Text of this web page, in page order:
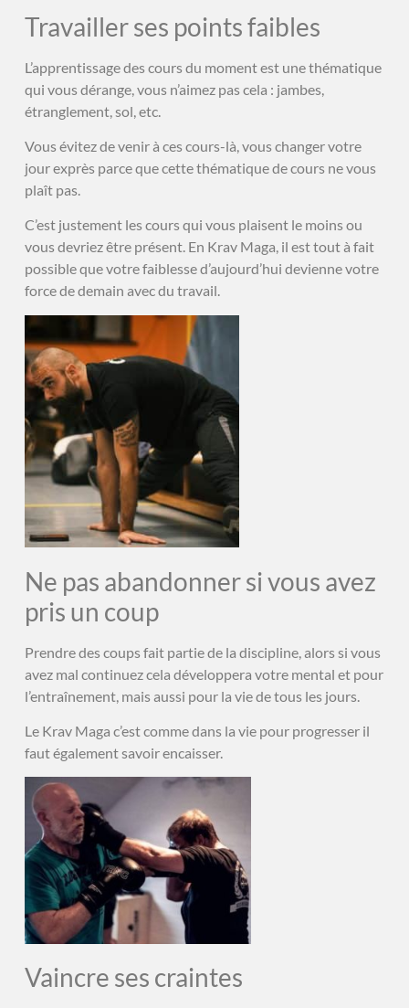
Travailler ses points faibles
L’apprentissage des cours du moment est une thématique
qui vous dérange, vous n’aimez pas cela : jambes,
étranglement, sol, etc.
Vous évitez de venir à ces cours-là, vous changer votre
jour exprès parce que cette thématique de cours ne vous
plaît pas.
C’est justement les cours qui vous plaisent le moins ou
vous devriez être présent. En Krav Maga, il est tout à fait
possible que votre faiblesse d’aujourd’hui devienne votre
force de demain avec du travail.
Ne pas abandonner si vous avez
pris un coup
Prendre des coups fait partie de la discipline, alors si vous
avez mal continuez cela développera votre mental et pour
l’entraînement, mais aussi pour la vie de tous les jours.
Le Krav Maga c’est comme dans la vie pour progresser il
faut également savoir encaisser.
Vaincre ses craintes